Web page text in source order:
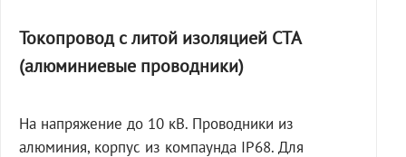
Токопровод с литой изоляцией СТА
(алюминиевые проводники)
На напряжение до 10 кВ. Проводники из
алюминия, корпус из компаунда IP68. Для